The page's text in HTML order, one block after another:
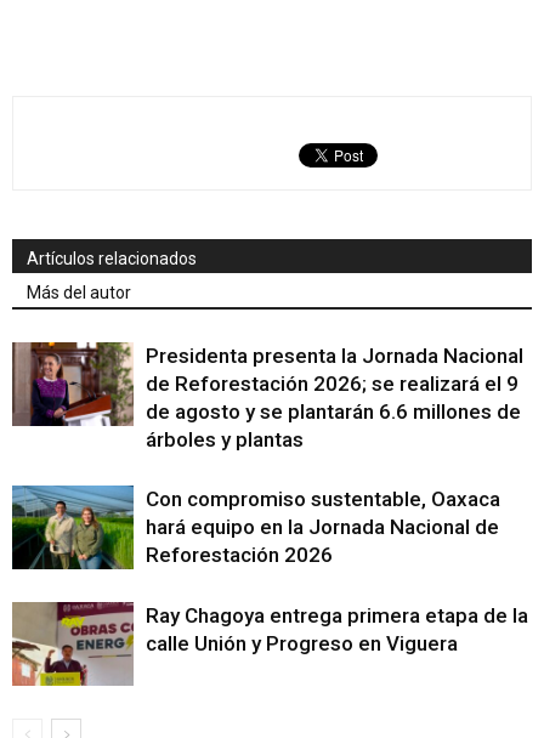
Artículos relacionados
Más del autor
Presidenta presenta la Jornada Nacional
de Reforestación 2026; se realizará el 9
de agosto y se plantarán 6.6 millones de
árboles y plantas
Con compromiso sustentable, Oaxaca
hará equipo en la Jornada Nacional de
Reforestación 2026
Ray Chagoya entrega primera etapa de la
calle Unión y Progreso en Viguera